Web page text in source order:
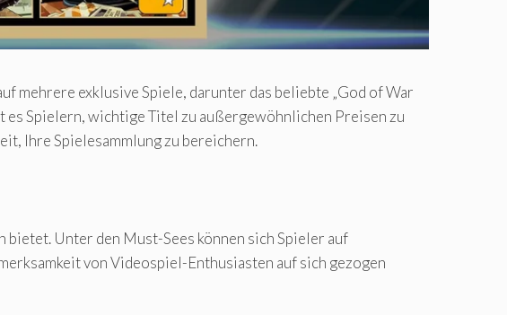
mehrere exklusive Spiele, darunter das beliebte „God of War
es Spielern, wichtige Titel zu außergewöhnlichen Preisen zu
Ihre Spielesammlung zu bereichern.
Unter den Must-Sees können sich Spieler auf
von Videospiel-Enthusiasten auf sich gezogen